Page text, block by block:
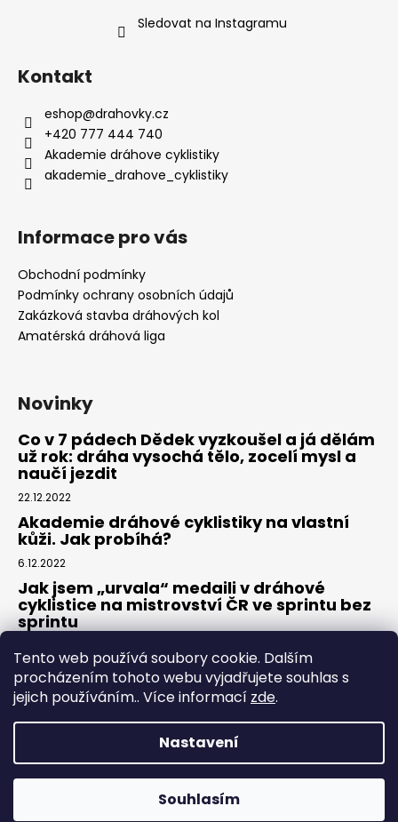
Tento web používá soubory cookie. Dalším
procházením tohoto webu vyjadřujete souhlas s
jejich používáním.. Více informací zde.
Nastavení
Souhlasím
Sledovat na Instagramu
Kontakt
eshop@drahovky.cz
+420 777 444 740
Akademie dráhove cyklistiky
akademie_drahove_cyklistiky
Informace pro vás
Obchodní podmínky
Podmínky ochrany osobních údajů
Zakázková stavba dráhových kol
Amatérská dráhová liga
Novinky
Co v 7 pádech Dědek vyzkoušel a já dělám
už rok: dráha vysochá tělo, zocelí mysl a
naučí jezdit
22.12.2022
Akademie dráhové cyklistiky na vlastní
kůži. Jak probíhá?
6.12.2022
Jak jsem „urvala“ medaili v dráhové
cyklistice na mistrovství ČR ve sprintu bez
sprintu
Dráhovky.cz. Všechna práva vyhrazena.